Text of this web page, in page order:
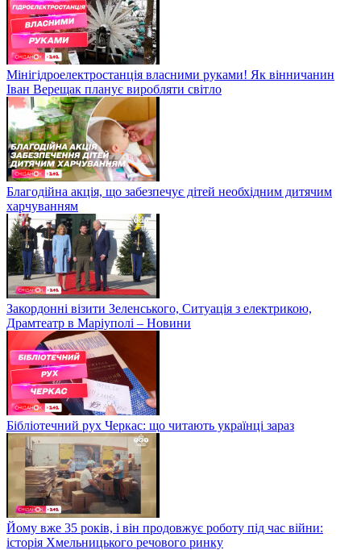
Мінігідроелектростанція власними руками! Як вінничанин
Іван Верещак планує виробляти світло
Благодійна акція, що забезпечує дітей необхідним дитячим
харчуванням
Закордонні візити Зеленського, Ситуація з електрикою,
Драмтеатр в Маріуполі – Новини
Бібліотечний рух Черкас: що читають українці зараз
Йому вже 35 років, і він продовжує роботу під час війни:
історія Хмельницького речового ринку